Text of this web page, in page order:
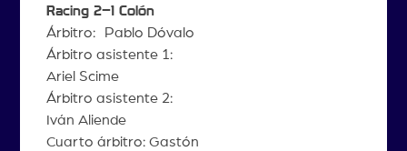
Racing 2–1 Colón
Árbitro: Pablo Dóvalo
Árbitro asistente 1:
Ariel Scime
Árbitro asistente 2:
Iván Aliende
Cuarto árbitro: Gastón